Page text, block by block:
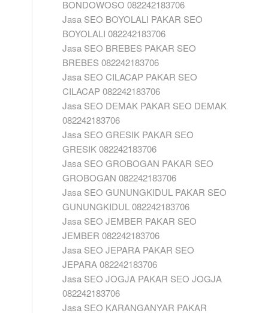
BONDOWOSO 082242183706
Jasa SEO BOYOLALI PAKAR SEO
BOYOLALI 082242183706
Jasa SEO BREBES PAKAR SEO
BREBES 082242183706
Jasa SEO CILACAP PAKAR SEO
CILACAP 082242183706
Jasa SEO DEMAK PAKAR SEO DEMAK
082242183706
Jasa SEO GRESIK PAKAR SEO
GRESIK 082242183706
Jasa SEO GROBOGAN PAKAR SEO
GROBOGAN 082242183706
Jasa SEO GUNUNGKIDUL PAKAR SEO
GUNUNGKIDUL 082242183706
Jasa SEO JEMBER PAKAR SEO
JEMBER 082242183706
Jasa SEO JEPARA PAKAR SEO
JEPARA 082242183706
Jasa SEO JOGJA PAKAR SEO JOGJA
082242183706
Jasa SEO KARANGANYAR PAKAR